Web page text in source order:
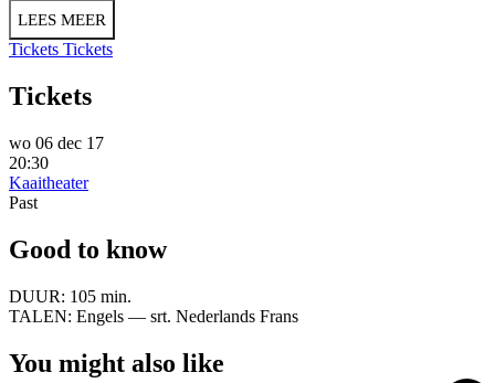
LEES MEER
Tickets Tickets
Tickets
wo 06 dec 17
20:30
Kaaitheater
Past
Good to know
DUUR: 105 min.
TALEN: Engels — srt. Nederlands Frans
You might also like